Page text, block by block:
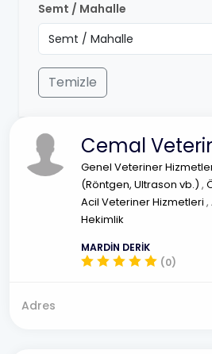
Semt / Mahalle
Temizle
Cemal
Genel Veteriner
(Röntgen, Ultrason vb.) ,
Acil Veteriner Hizmetleri ,
Hekimlik
MARDİN DERİK
(0)
Adres